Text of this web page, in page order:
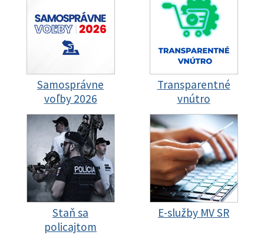
Samosprávne
voľby 2026
Transparentné
vnútro
Staň sa
policajtom
E-služby MV SR